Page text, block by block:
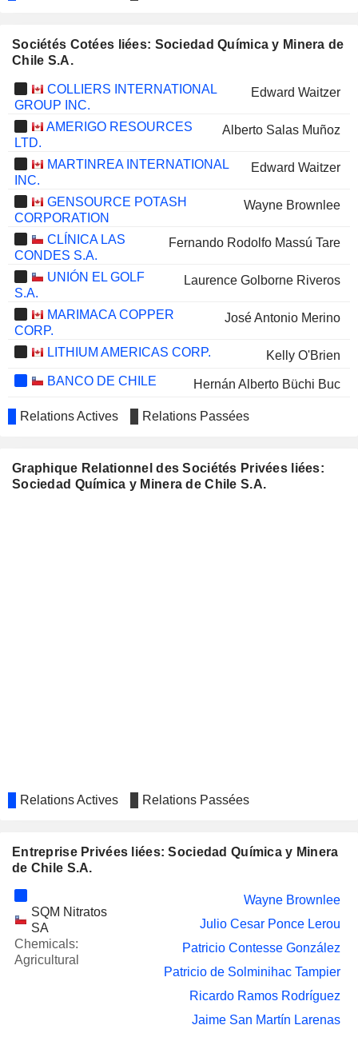
Sociétés Cotées liées: Sociedad Química y Minera de
Chile S.A.
COLLIERS INTERNATIONAL
GROUP INC.
Edward Waitzer
AMERIGO RESOURCES
LTD.
Alberto Salas Muñoz
MARTINREA INTERNATIONAL
INC.
Edward Waitzer
GENSOURCE POTASH
CORPORATION
Wayne Brownlee
CLÍNICA LAS
CONDES S.A.
Fernando Rodolfo Massú Tare
UNIÓN EL GOLF
S.A.
Laurence Golborne Riveros
MARIMACA COPPER
CORP.
José Antonio Merino
LITHIUM AMERICAS CORP.
Kelly O'Brien
BANCO DE CHILE
Hernán Alberto Büchi Buc
EMPRESAS
CMPC S.A.
Patricio de Solminihac Tampier
EMBOTELLADORA
ANDINA S.A.
Georges Antoine de Bourguignon Arndt
DIAGNÓSTICO S.A.
G11 RESOURCES
LIMITED
José Antonio Merino
S.A.
GALAN
LITHIUM LIMITED
Daniel Guillermo Jiménez Schuster
CENCOSUD
Eduardo Novoa Castellón
Patricio Contesse Fica
Relations Actives Relations Passées
Graphique Relationnel des Sociétés Privées liées:
Sociedad Química y Minera de Chile S.A.
Relations Actives Relations Passées
Entreprise Privées liées: Sociedad Química y Minera
de Chile S.A.
SQM Nitratos
SA
Chemicals:
Agricultural
Wayne Brownlee
Julio Cesar Ponce Lerou
Patricio Contesse González
Patricio de Solminihac Tampier
Ricardo Ramos Rodríguez
Jaime San Martín Larenas